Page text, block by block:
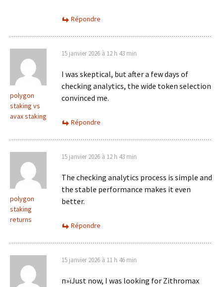
Répondre
polygon
staking vs
avax staking
15 janvier 2026 à 12 h 43 min
I was skeptical, but after a few days of
checking analytics, the wide token selection
convinced me.
Répondre
polygon
staking
returns
15 janvier 2026 à 12 h 43 min
The checking analytics process is simple and
the stable performance makes it even
better.
Répondre
15 janvier 2026 à 11 h 46 min
п»їJust now, I was looking for Zithromax